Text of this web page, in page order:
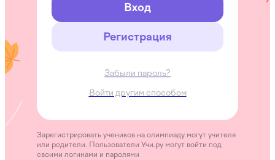
Вход
Регистрация
Забыли пароль?
Войти другим способом
Зарегистрировать учеников на олимпиаду могут учителя
или родители. Пользователи Учи.ру могут войти под
своими логинами и паролями